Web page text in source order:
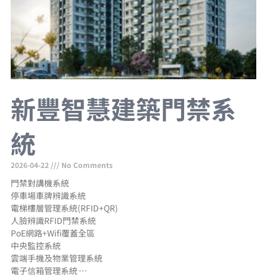
新豐智慧建築門禁系
統
2026-04-22 No Comments
門禁對講機系統
停車場車牌辨識系統
電梯樓層管理系統(RFID+QR)
人臉辨識RFID門禁系統
PoE網路+Wifi覆蓋全區
中央監控系統
雲端手機及物業管理系統
電子信箱管理系統